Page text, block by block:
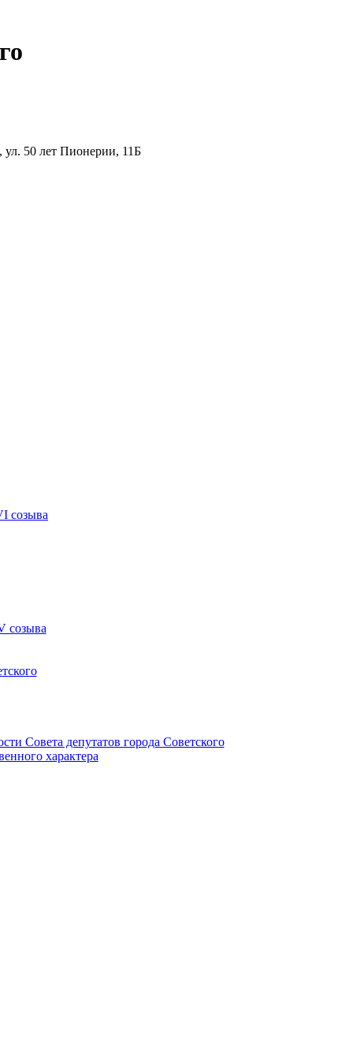
50 лет Пионерии, 11Б
созыва
созыва
Совета депутатов города Советского
характера